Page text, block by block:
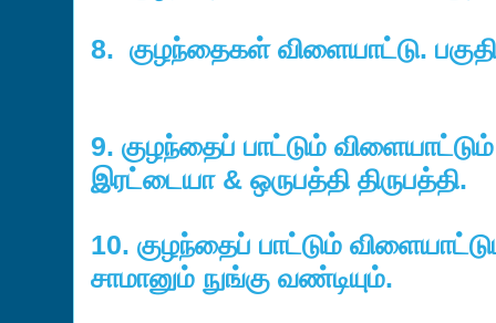
8. குழந்தைகள் விளையாட்டு.
9. குழந்தைப் பாட்டும்
இரட்டையா & ஒருபத்தி திருபத்தி.
10. குழந்தைப் பாட்டும்
சாமானும் நுங்கு வண்டியும்.